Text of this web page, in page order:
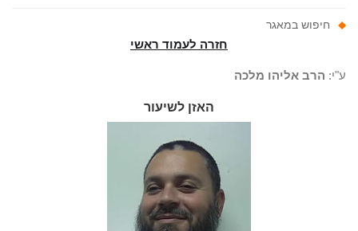
חיפוש במאגר
חזרה לעמוד ראשי
הרב אליהו מלכה
האזן לשיעור